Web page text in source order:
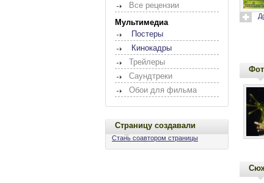
Все рецензии
Мультимедиа
Постеры
Кинокадры
Трейлеры
Саундтреки
Обои для фильма
Страницу создавали
Стань соавтором страницы